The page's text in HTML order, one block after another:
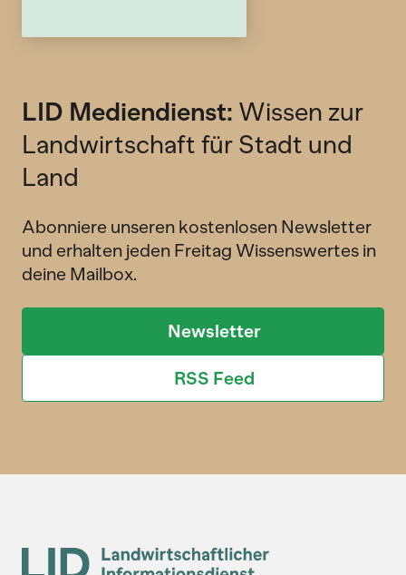
LID Mediendienst: Wissen zur
Landwirtschaft für Stadt und
Land
Abonniere unseren kostenlosen Newsletter
und erhalten jeden Freitag Wissenswertes in
deine Mailbox.
Newsletter
RSS Feed